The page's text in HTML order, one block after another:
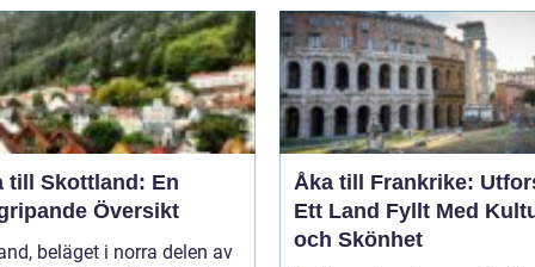
till Skottland: En
Översikt
beläget i norra delen av
Åka till Frankrike:
Ett Land Fyllt Med
och Skönhet